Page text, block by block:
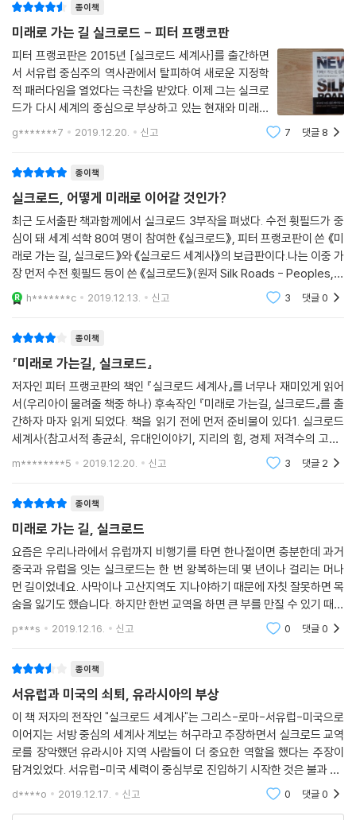
역시 마찬가지였다. 세계의 어느 쪽에서 일어난 일이 때로는 다른 쪽에서
일어난 결과와 직접 연결됐다.
긴밀한 협력을 위한 용광로로서의 실크로드가 지닌 한 가지 매력은 과거가
되살아나고 있다는 메시지의 유연성이다. 예를 들어 2018년 여름 중국에
서 출발한 첫 직통 열차가 카스피해 연안에 있는 이란의 반다르에안잘리에
도착했을 때, 이란 부통령 이스하크 자한기리는 재빨리 실크로드의 부활을
입에 올렸다. 이란 스스로의 과거에 대한 확인이었다. 자한기리는 이 열차
를 시진핑의 비전이나 중국이라는 나라의 비전과 연결시키지 않고 다른 결
란과 이웃 나라들 사이의 문화적·역사적·문명적 유대관계의 징표” 라는 것
이다.
이것은 다른 곳에서도 찾아볼 수 있는 메시지다. 2018년 봄 28미터 높이
의 새로운 실크로드 조각물을 선보인 투르크메니스탄의 투르크메나밧 같
은 곳이다. 화려한 제막식이 열렸고, 일반인을 대상으로 한 자전거 경주대
회와 마라톤 경기도 열렸다. 그리고 우즈베키스탄의 타슈켄트도 있다. 이
도시의 입구에는 열두 개의 새로운 문이 세워졌다. “‘위대한 실크로드’의
와 다른 민족들의 문화 사이의 유대를 기념”하기 위해 만든 것이다.
지만, 아시아 중심부에 살고 있는 사람들에게 실크로드의 부활은 민족적이
고 국내적인 반향을 불러일으킬 수 있는 메시지로 전용되고 변형될 수 있
었다. 한 유명 평론가가 말했듯이, 일대일로 계획은 “모든 사람의 입맛에
맞는 배스킨라빈스식 협력”이 됐다.
--- 「3. 베이징으로 가는 길」중에서
임을 과시하는 문제나 심지어 국가 안보 문제에 그치는 것이 아니다. 그보
다 훨씬 더 중대한 문제다. 중국의 현재와 미래는 자국에 필요한 것을 안전
하고 확실하고 방해 없이 얻을 수 있도록 보장할 수 있느냐에 달려 있는 것
이다. 그리고 중국의 경제 성장을 통제하거나 위축시키려는 자들이, 중국
이 세계의 다른 지역에 있는 시장으로 드나드는 통로를 위협할 수 없도록
확실하게 보장하는 데 달려 있는 것이다.
이는 중국이 동중국해의 센카쿠제도(중국명은 댜오위타이열서釣魚臺列
嶼?옮긴이)를 둘러싸고 점점 더 팽팽한 대치국면으로 끌려들어가는 이유
본이 섬들을 점령하고 있는 현상 자체에 도전하려 했다. 이전에 사람이 살
지 않던 섬에 시설을 지으려는 일본의 계획에 대해 중국인민해방군 내부
출판물의 한 기사는 “인근 해양을 통제하고 자기네 생활공간을 확장”하려
는 계획의 일환이라고 썼다. 그러나 이는 다른 곳에서의 중국의 행위와는
비교될 수 없다고 이 필자는 썼다. 중국의 목적은 “우리의 주권과 영토의
통합을 지키기 위한” 것이기 때문이다. 일본군이 센카쿠제도 같은 멀리 떨
어진 섬들을 보호하기 위해 초음속 ‘활공폭탄’을 개발한다는 사실은 이 지
역에 얼마나 많은 것이 걸려 있는지를 보여준다.
과 고립돼 떠오르는 것이 아니며, 그렇다고 그들과 경쟁하며 떠오르는 것
도 아니다. 실제로는 정반대다. 아시아의 부상은 미국, 유럽 등의 선진국들
과 밀접하게 연결돼 있다. 자원·상품·서비스·기술에 대한 선진국들의 수요
와 욕구는 아시아의 성장을 자극하고 일자리와 기회를 창출하며 변화를 촉
진하는 역할을 하고 있다. 세계의 한쪽의 성공이 한쪽의 희생을 바탕으로
하는 것이 아니라, 다른 쪽의 성공과 이어져 있다.
것인가? 핵심은 ‘실크로드’에 있다. 그것은 단지 부상하고 있는 곳이 과거
실크로드 지역이라거나 일대일로가 곧 ‘신 실크로드 전략’이어서만은 아니
다.
세상의 모든 경계를 넘나드는 길, 실크로드
지역과 역사를 넘어 연결과 교류의 통찰을 제공하다
‘실크로드’라는 말은 19세기 말에 만들어졌고, 20세기 말에 들어서야 널리
프로유라시아 대륙 일대의 교역과 교류를 가리키는 말로 사용됐다. 이 시
기에는 많은 교역망이 있었다. 이 가운데 일부는 비단과 방적사, 직물을 거
래했다. 다른 물건을 거래한 곳도 있었다. 중국이나 로마에서 출발했지만,
중앙아시아, 북유럽, 인도, 아프리카, 다른 많은 곳에서도 출발했다. 여행
은 바다를 통하기도 하고, 강을 통하기도 하고, 육지를 통하기도 했다. 어떤
경우에는 바다, 강, 육지를 모두 거쳤다.
상과 사람들이 이동한 아시아·유럽·아프리카 세 대륙의 지리적 범위를 정
확하게 밝혀주지도 않고, 태평양과 남중국해가 어떤 방식으로 지중해나 더
나아가 대서양과 연결됐는지를 분명하게 설명하지도 않는다. 그럼에도, 아
니 오히려 그래서 실크로드라는 말의 느슨한 의미는 유용하고 확장성을 가
진다.
실제로 실크로드는 여러 민족과 문화와 대륙이 서로 어떻게 얽혀 있었는지
를 보여주는 용어로 사용된다. 그리고 우리는 이를 통해 과거에 종교와 언
떻게 전파되고 경쟁하고 차용됐는지를 알 수 있다. 실크로드는 자원 통제
와 장거리 교역의 중요성을 분명히 보여주는 데 도움을 주고, 이에 따라 제
국의 발생을 이끌어내는 데 기여한 사막과 대양 횡단 여행의 맥락과 동기
를 설명해준다. 실크로드는 기술 혁신이 어떻게 수천 킬로미터 떨어진 곳
에까지 자극을 주었는지, 그리고 폭력과 질병이 어떻게 비슷한 형태의 파
괴를 불러왔는지를 보여준다. 실크로드는 과거를 고립된 별개의 시대와 지
역의 집합이 아니라 세계가 수천 년 동안 더 크고 포괄적인 지구촌 과거의
일부로서 연결돼 있던 역사의 흐름을 알 수 있게 해준다.
종이책
미래로 가는 길 실크로드 - 피터 프랭코판
피터 프랭코판은 2015년 [실크로드 세계사]를 출간하면
서 서유럽 중심주의 역사관에서 탈피하여 새로운 지정학
적 패러다임을 열었다는 극찬을 받았다. 이제 그는 실크로
드가 다시 세계의 중심으로 부상하고 있는 현재와 미래를
날카로운 통찰로 바라보는 [미매로 가는 길, 실크로드]를
출간하기에 이르렀다. 뉴욕과 런던, 파리, 베를린과 같은
g*******7 2019.12.20. 신고 7 댓글 8
종이책
실크로드, 어떻게 미래로 이어갈 것인가?
최근 도서출판 책과함께에서 실크로드 3부작을 펴냈다. 수전 휫필드가 중
심이 돼 세계 석학 80여 명이 참여한 《실크로드》, 피터 프랭코판이 쓴 《미
래로 가는 길, 실크로드》와 《실크로드 세계사》의 보급판이다.나는 이중 가
장 먼저 수전 휫필드 등이 쓴 《실크로드》(원저 Silk Roads - Peoples, C
ultures, Landscapes )를 읽었다. 650여 컷에 이르는 고품질의 사진과
설명은 실크로
h*******c 2019.12.13. 신고 3 댓글0
종이책
『미래로 가는길, 실크로드』
저자인 피터 프랭코판의 책인 『실크로드 세계사』를 너무나 재미있게 읽어
서(우리아이 물려줄 책중 하나) 후속작인 『미래로 가는길, 실크로드』를 출
간하자 마자 읽게 되었다. 책을 읽기 전에 먼저 준비물이 있다1. 실크로드
세계사(참고서적 총균쇠, 유대인이야기, 지리의 힘, 경제 저격수의 고백)
2. 세계지도(메르카토르도법) : 왜곡이 없는 로빈슨도법의 경우 유럽부분
m********5 2019.12.20. 신고 3 댓글 2
종이책
미래로 가는 길, 실크로드
요즘은 우리나라에서 유럽까지 비행기를 타면 한나절이면 충분한데 과거
중국과 유럽을 잇는 실크로드는 한 번 왕복하는데 몇 년이나 걸리는 머나
먼 길이었네요. 사막이나 고산지역도 지나야하기 때문에 자칫 잘못하면 목
숨을 잃기도 했습니다. 하지만 한번 교역을 하면 큰 부를 만질 수 있기 때문
에 실크로드에는 항상 사람들이 넘쳐났고 중간중간 쉴 수 있으면서 다양한
문화가 만나는
p***s 2019.12.16. 신고 0 댓글0
종이책
서유럽과 미국의 쇠퇴, 유라시아의 부상
이 책 저자의 전작인 "실크로드 세계사"는 그리스-로마-서유럽-미국으로
이어지는 서방 중심의 세계사 계보는 허구라고 주장하면서 실크로드 교역
로를 장악했던 유라시아 지역 사람들이 더 중요한 역할을 했다는 주장이
담겨있었다. 서유럽-미국 세력이 중심부로 진입하기 시작한 것은 불과 50
0년전이라면서 말이다. 오늘날 정말로 중요한 결정들은 100년 전처럼 파
d****o 2019.12.17. 신고 0 댓글0